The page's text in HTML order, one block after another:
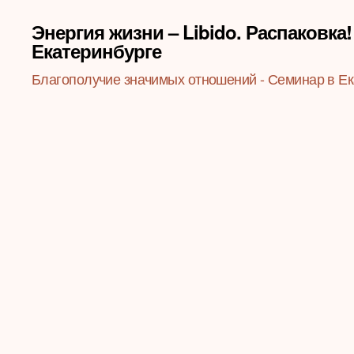
Энергия жизни – Libido.
Екатеринбурге
Благополучие значимых отношений - Семинар в